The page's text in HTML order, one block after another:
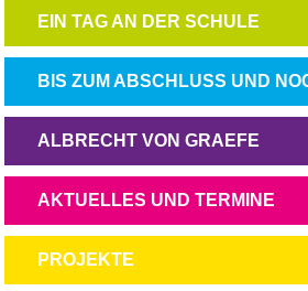
NAVIGATION
ÜBERSPRINGEN
EIN TAG AN DER SCHULE
NAVIGATION
ÜBERSPRINGEN
BIS ZUM ABSCHLUSS UND
NAVIGATION
ÜBERSPRINGEN
ALBRECHT VON GRAEFE
NAVIGATION
ÜBERSPRINGEN
AKTUELLES UND TERMINE
NAVIGATION
ÜBERSPRINGEN
PROJEKTE